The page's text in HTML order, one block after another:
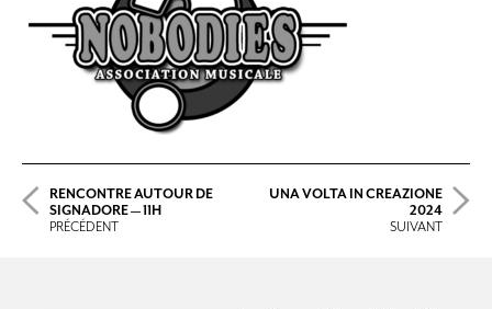
RENCONTRE AUTOUR DE
SIGNADORE — 11H
PRÉCÉDENT
UNA VOLTA IN CREAZIONE
2024
SUIVANT